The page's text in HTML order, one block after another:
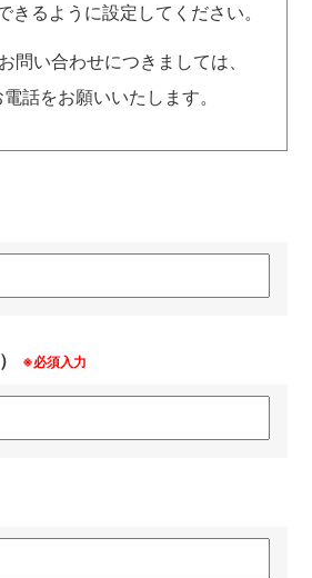
きるように設定してください。
問い合わせにつきましては、
話をお願いいたします。
※必須入力